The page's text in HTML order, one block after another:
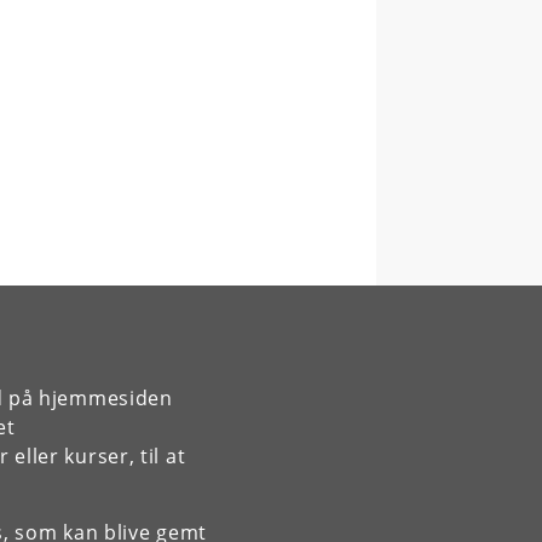
hjemmesiden
eller kurser, til at
som kan blive gemt